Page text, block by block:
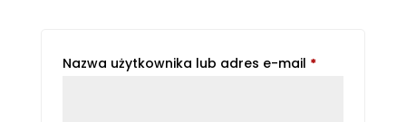
Nazwa użytkownika lub adres e-mail *Wymagane